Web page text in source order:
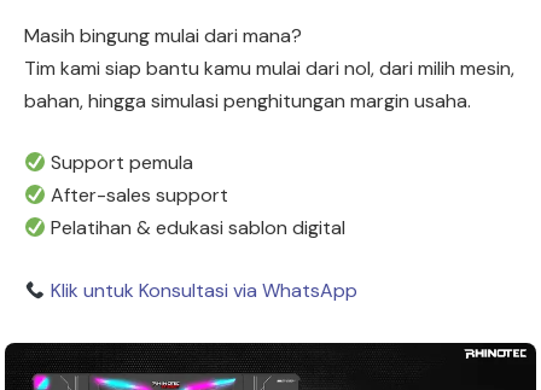
Masih bingung mulai dari mana?
Tim kami siap bantu kamu mulai dari nol, dari milih mesin,
bahan, hingga simulasi penghitungan margin usaha.
Support pemula
After-sales support
Pelatihan & edukasi sablon digital
Klik untuk Konsultasi via WhatsApp